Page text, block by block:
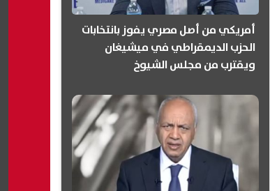
أمريكي من أصل مصري يفوز بانتخابات
الحزب الديمقراطي في ميشيغان
ويقترب من مجلس الشيوخ